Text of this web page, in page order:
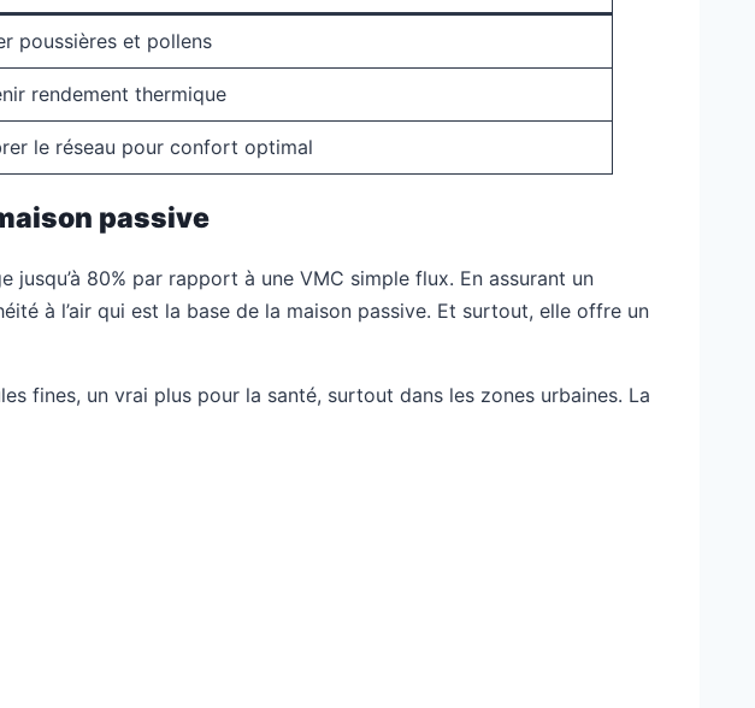
poussières et pollens
rendement thermique
le réseau pour confort optimal
passive
80% par rapport à une VMC simple flux. En assurant un
à l’air qui est la base de la maison passive. Et surtout, elle offre un
fines, un vrai plus pour la santé, surtout dans les zones urbaines. La